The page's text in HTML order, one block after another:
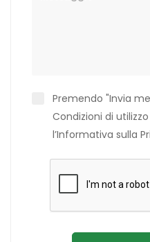
Premendo "Invia
Condizioni di
l’Informativa sulla